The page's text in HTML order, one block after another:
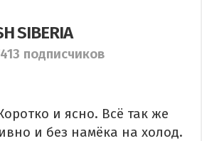
SIBERIA
подписчиков
и ясно. Всё так же
и без намёка на холод.